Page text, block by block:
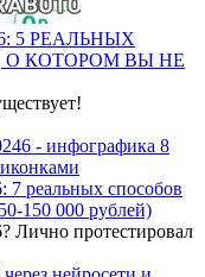
5 РЕАЛЬНЫХ
О КОТОРОМ ВЫ НЕ
7 реальных способов
150 000 рублей)
Лично протестировал